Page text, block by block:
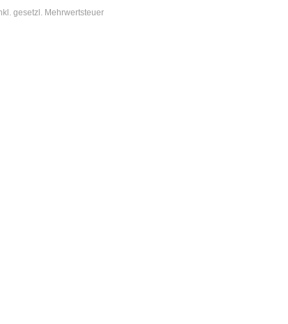
gesetzl. Mehrwertsteuer